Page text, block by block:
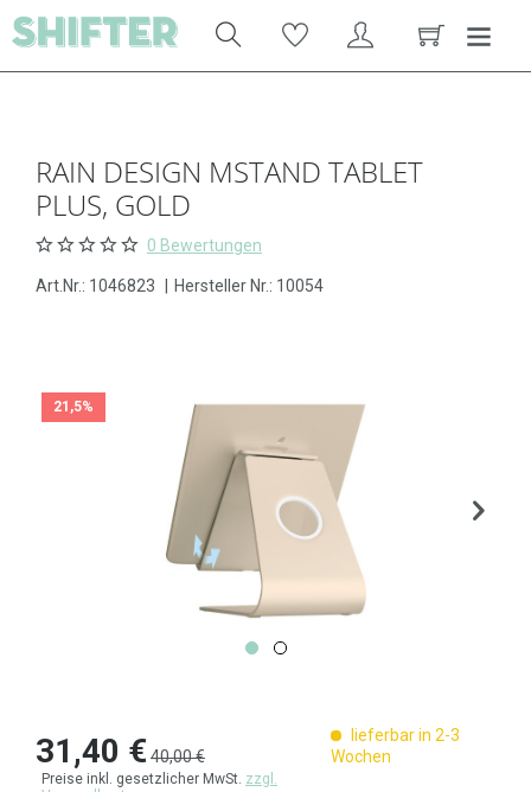
RAIN DESIGN MSTAND TABLET
PLUS, GOLD
0 Bewertungen
Art.Nr.: 1046823 Hersteller Nr.: 10054
21,5%
31,40 €40,00 €
Preise inkl. gesetzlicher MwSt. zzgl.
lieferbar in 2-3
Wochen